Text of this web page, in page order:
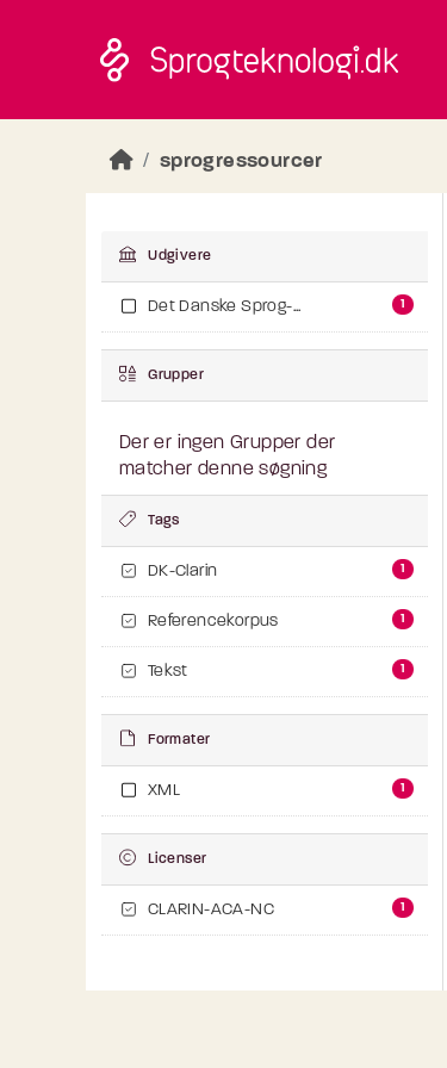
sprogressourcer
Udgivere
Det Danske Sprog-... 1
Grupper
Der er ingen Grupper der
matcher denne søgning
Tags
DK-Clarin 1
Referencekorpus 1
Tekst 1
Formater
XML 1
Licenser
CLARIN-ACA-NC 1